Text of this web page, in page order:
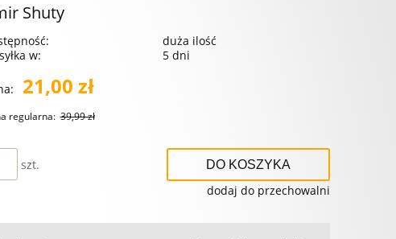
Shuty
duża ilość
w:
5 dni
21,00 zł
regularna: 39,99 zł
szt. DO KOSZYKA
dodaj do przechowalni